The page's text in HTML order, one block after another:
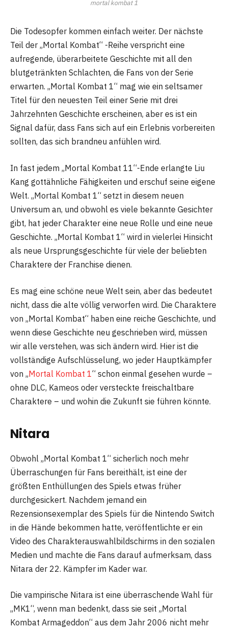
mortal kombat 1
Die Todesopfer kommen einfach weiter. Der nächste
Teil der „Mortal Kombat“ -Reihe verspricht eine
aufregende, überarbeitete Geschichte mit all den
blutgetränkten Schlachten, die Fans von der Serie
erwarten. „Mortal Kombat 1“ mag wie ein seltsamer
Titel für den neuesten Teil einer Serie mit drei
Jahrzehnten Geschichte erscheinen, aber es ist ein
Signal dafür, dass Fans sich auf ein Erlebnis vorbereiten
sollten, das sich brandneu anfühlen wird.
In fast jedem „Mortal Kombat 11“-Ende erlangte Liu
Kang gottähnliche Fähigkeiten und erschuf seine eigene
Welt. „Mortal Kombat 1“ setzt in diesem neuen
Universum an, und obwohl es viele bekannte Gesichter
gibt, hat jeder Charakter eine neue Rolle und eine neue
Geschichte. „Mortal Kombat 1“ wird in vielerlei Hinsicht
als neue Ursprungsgeschichte für viele der beliebten
Charaktere der Franchise dienen.
Es mag eine schöne neue Welt sein, aber das bedeutet
nicht, dass die alte völlig verworfen wird. Die Charaktere
von „Mortal Kombat“ haben eine reiche Geschichte, und
wenn diese Geschichte neu geschrieben wird, müssen
wir alle verstehen, was sich ändern wird. Hier ist die
vollständige Aufschlüsselung, wo jeder Hauptkämpfer
von „Mortal Kombat 1“ schon einmal gesehen wurde –
ohne DLC, Kameos oder versteckte freischaltbare
Charaktere – und wohin die Zukunft sie führen könnte.
Nitara
Obwohl „Mortal Kombat 1“ sicherlich noch mehr
Überraschungen für Fans bereithält, ist eine der
größten Enthüllungen des Spiels etwas früher
durchgesickert. Nachdem jemand ein
Rezensionsexemplar des Spiels für die Nintendo Switch
in die Hände bekommen hatte, veröffentlichte er ein
Video des Charakterauswahlbildschirms in den sozialen
Medien und machte die Fans darauf aufmerksam, dass
Nitara der 22. Kämpfer im Kader war.
Die vampirische Nitara ist eine überraschende Wahl für
„MK1“, wenn man bedenkt, dass sie seit „Mortal
Kombat Armageddon“ aus dem Jahr 2006 nicht mehr